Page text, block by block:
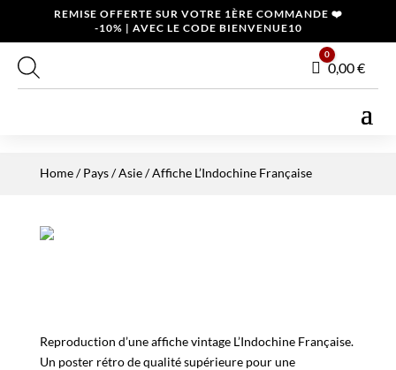
REMISE OFFERTE SUR VOTRE 1ÈRE COMMANDE ❤️
-10% | AVEC LE CODE BIENVENUE10
Panier
0
0,00€
Home/Pays/Asie/ Affiche L’Indochine Française
Reproduction d’une affiche vintage L’Indochine Française.
Un poster rétro de qualité supérieure pour une